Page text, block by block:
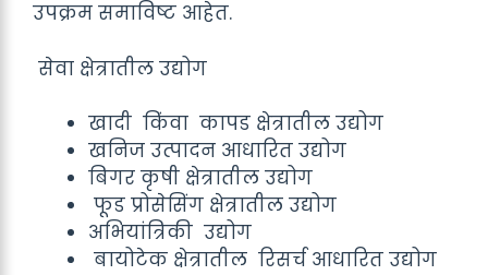
उपक्रम समाविष्ट आहेत.
सेवा क्षेत्रातील उद्योग
खादी किंवा कापड क्षेत्रातील उद्योग
खनिज उत्पादन आधारित उद्योग
बिगर कृषी क्षेत्रातील उद्योग
फूड प्रोसेसिंग क्षेत्रातील उद्योग
अभियांत्रिकी उद्योग
बायोटेक क्षेत्रातील रिसर्च आधारित उद्योग